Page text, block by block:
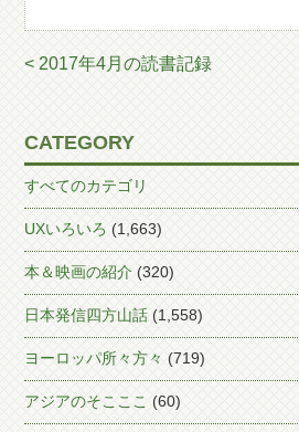
< 2017年4月の読書記録
CATEGORY
すべてのカテゴリ
UXいろいろ (1,663)
本＆映画の紹介 (320)
日本発信四方山話 (1,558)
ヨーロッパ所々方々 (719)
アジアのそこここ (60)